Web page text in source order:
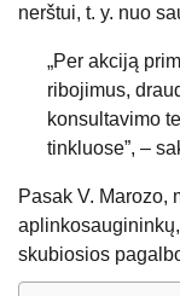
nerštui, t. y. nuo
„Per akciją
ribojimus,
konsultavimo
tinkluose”, –
Pasak V. Marozo,
skubiosios